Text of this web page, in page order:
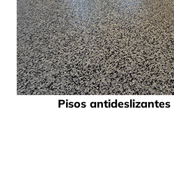
Pisos